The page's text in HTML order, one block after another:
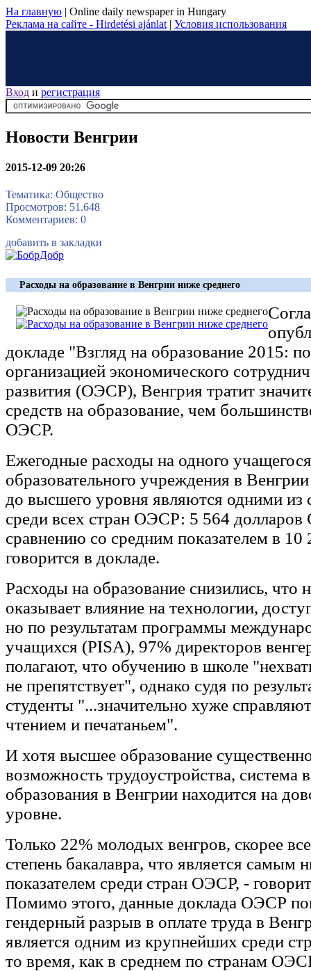
На главную | Online daily newspaper in Hungary
Реклама на сайте - Hirdetési ajánlat | Условия использования
Вход и регистрация
Новости Венгрии
2015-12-09 20:26
Тематика: Общество
Просмотров: 51.648
Комментариев: 0
добавить в закладки
Расходы на образование в Венгрии ниже среднего
докладе "Взгляд на образование 2015:
организацией экономического
развития (ОЭСР), Венгрия тратит
средств на образование, чем
ОЭСР.
Ежегодные расходы на одного учащегося
образовательного учреждения в
до высшего уровня являются одними из
среди всех стран ОЭСР: 5 564
сравнению со средним показателем в 10
говорится в докладе.
Расходы на образование снизились, что
оказывает влияние на технологии,
но по результатам программы
учащихся (PISA), 97% директоров
полагают, что обучению в школе
не препятствует", однако судя по
студенты "...значительно хуже
чтением и печатаньем".
И хотя высшее образование
возможность трудоустройства, система
образования в Венгрии находится на
уровне.
Только 22% молодых венгров, скорее
степень бакалавра, что является самым
показателем среди стран ОЭСР, -
Помимо этого, данные доклада ОЭСР
гендерный разрыв в оплате труда в
является одним из крупнейших среди
то время, как в среднем по странам